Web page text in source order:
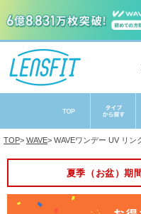
TOP> WAVE> WAVEワンデー UV リン
夏季（お盆）期